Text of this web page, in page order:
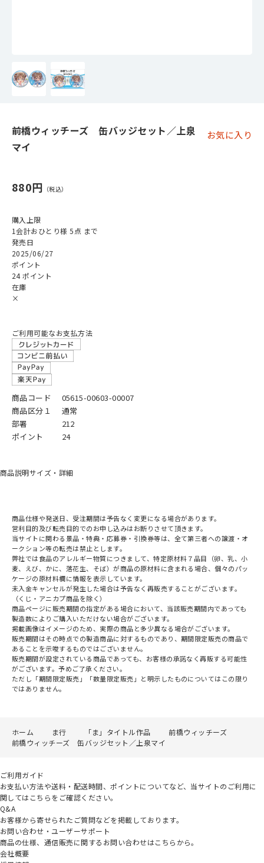
前橋ウィッチーズ 缶バッジセット／上泉
マイ
お気に入り
880円
購入上限
1会計おひとり様 5点 まで
発売日
2025/06/27
ポイント
24 ポイント
在庫
×
ご利用可能なお支払方法
商品コード
05615-00603-00007
商品区分１
通常
部署
212
ポイント
24
商品説明サイズ・詳細
商品仕様や発送日、受注期間は予告なく変更になる場合があります。
営利目的及び転売目的でのお申し込みはお断りさせて頂きます。
当サイトに関わる景品・特典・応募券・引換券等は、全て第三者への譲渡・オ
ークション等の転売は禁止とします。
弊社では食品のアレルギー物質につきまして、特定原材料７品目（卵、乳、小
麦、えび、かに、落花生、そば）が商品の原材料に含まれる場合、個々のパッ
ケージの原材料欄に情報を表示しています。
未入金キャンセルが発生した場合は予告なく再販売することがございます。
（くじ・アニカプ商品を除く）
商品ページに販売期間の指定がある場合において、当該販売期間内であっても
製造数によりご購入いただけない場合がございます。
掲載画像はイメージのため、実際の商品と多少異なる場合がございます。
販売期間はその時点での製造商品に対するものであり、期間限定販売の商品で
あることを示唆するものではございません。
販売期間が設定されている商品であっても、お客様の承諾なく再販する可能性
がございます。予めご了承ください。
ただし「期間限定販売」「数量限定販売」と明示したものについてはこの限り
ではありません。
ホーム ま行 「ま」タイトル作品
前橋ウィッチーズ
前橋ウィッチーズ 缶バッジセット／上泉マイ
ご利用ガイド
お支払い方法や送料・配送時間、ポイントについてなど、当サイトのご利用に
関してはこちらをご確認ください。
Q&A
お客様から寄せられたご質問などを掲載しております。
お問い合わせ・ユーザーサポート
商品の仕様、通信販売に関するお問い合わせはこちらから。
会社概要